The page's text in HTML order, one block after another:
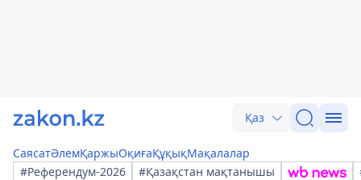
Қаз
СаясатӘлемҚаржыОқиғаҚұқықМақалалар
#Референдум-2026
#Қазақстан мақтанышы